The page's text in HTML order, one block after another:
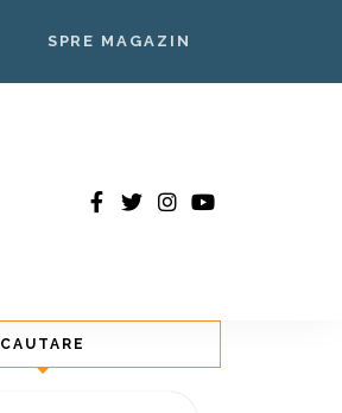
SPRE MAGAZIN
CAUTARE